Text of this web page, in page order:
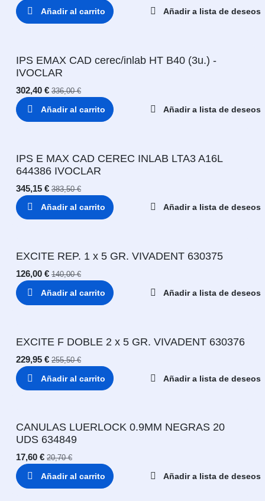
Añadir al carrito Añadir a lista de deseos
IPS EMAX CAD cerec/inlab HT B40 (3u.) -
IVOCLAR
302,40 € 336,00€
Añadir al carrito Añadir a lista de deseos
IPS E MAX CAD CEREC INLAB LTA3 A16L
644386 IVOCLAR
345,15 € 383,50€
Añadir al carrito Añadir a lista de deseos
EXCITE REP. 1 x 5 GR. VIVADENT 630375
126,00 € 140,00€
Añadir al carrito Añadir a lista de deseos
EXCITE F DOBLE 2 x 5 GR. VIVADENT 630376
229,95 € 255,50€
Añadir al carrito Añadir a lista de deseos
CANULAS LUERLOCK 0.9MM NEGRAS 20
UDS 634849
17,60 € 20,70€
Añadir al carrito Añadir a lista de deseos